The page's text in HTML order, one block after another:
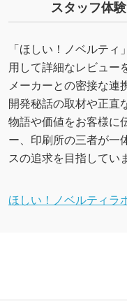
スタッフ体
「ほしい！ノベルテ
用して詳細なレビュー
メーカーとの密接な連
開発秘話の取材や正直
物語や価値をお客様に
ー、印刷所の三者が一
スの追求を目指してい
ほしい！ノベルティラ